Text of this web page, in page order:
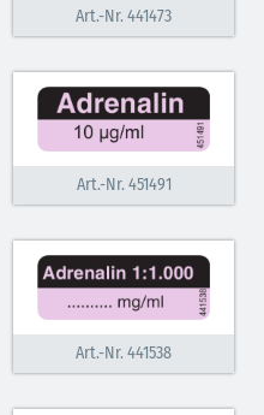
schraffierterm
Art.-Nr. 441473
Art.-Nr. 451491
Art.-Nr. 441538